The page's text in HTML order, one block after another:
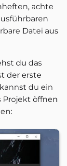
achte
Datei aus
du das
der erste
du ein
Projekt öffnen